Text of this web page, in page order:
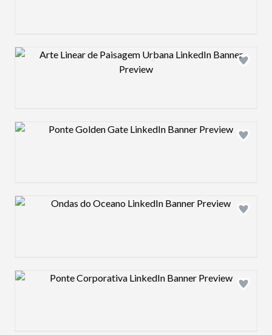
Design preview image
Design preview image
Design preview image
Design preview image